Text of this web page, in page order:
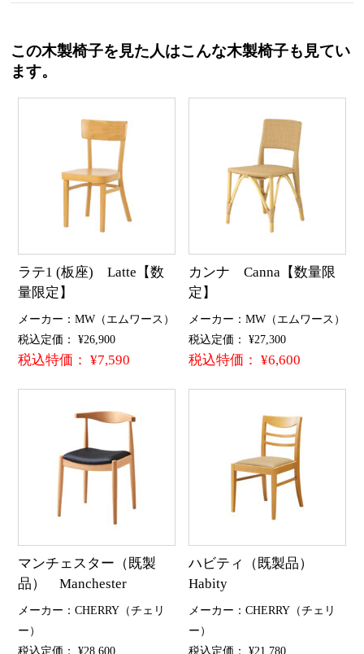
この木製椅子を見た人はこんな木製椅子も見てい
ます。
ラテ1 (板座) Latte【数
量限定】
メーカー：MW（エムワース）
税込定価： ¥26,900
税込特価： ¥7,590
カンナ Canna【数量限
定】
メーカー：MW（エムワース）
税込定価： ¥27,300
税込特価： ¥6,600
マンチェスター（既製
品） Manchester
メーカー：CHERRY（チェリ
ー）
税込定価： ¥28,600
ハビティ（既製品）
Habity
メーカー：CHERRY（チェリ
ー）
税込定価： ¥21,780